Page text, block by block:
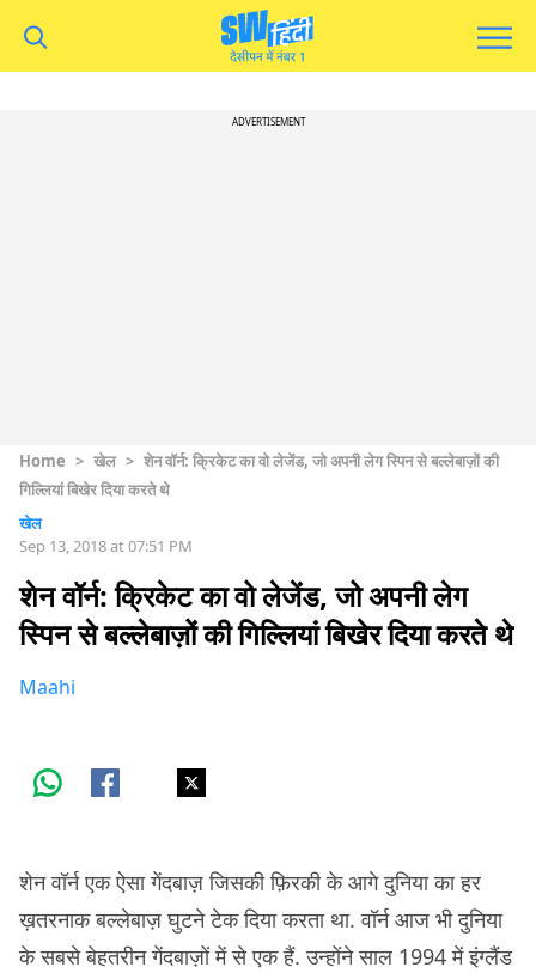
ADVERTISEMENT
Home > खेल > शेन वॉर्न: क्रिकेट का वो लेजेंड, जो अपनी लेग स्पिन से बल्लेबाज़ों की
गिल्लियां बिखेर दिया करते थे
खेल
Sep 13, 2018 at 07:51 PM
शेन वॉर्न: क्रिकेट का वो लेजेंड, जो अपनी लेग
स्पिन से बल्लेबाज़ों की गिल्लियां बिखेर दिया करते थे
Maahi
शेन वॉर्न एक ऐसा गेंदबाज़ जिसकी फ़िरकी के आगे दुनिया का हर
ख़तरनाक बल्लेबाज़ घुटने टेक दिया करता था. वॉर्न आज भी दुनिया
के सबसे बेहतरीन गेंदबाज़ों में से एक हैं. उन्होंने साल 1994 में इंग्लैंड